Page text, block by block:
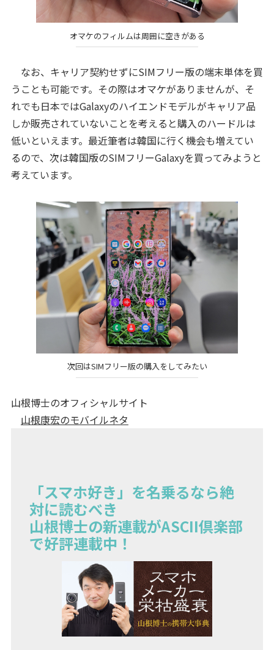
オマケのフィルムは周囲に空きがある
なお、キャリア契約せずにSIMフリー版の端末単体を買
うことも可能です。その際はオマケがありませんが、そ
れでも日本ではGalaxyのハイエンドモデルがキャリア品
しか販売されていないことを考えると購入のハードルは
低いといえます。最近筆者は韓国に行く機会も増えてい
るので、次は韓国版のSIMフリーGalaxyを買ってみようと
考えています。
次回はSIMフリー版の購入をしてみたい
山根博士のオフィシャルサイト
山根康宏のモバイルネタ
「スマホ好き」を名乗るなら絶
対に読むべき
山根博士の新連載がASCII倶楽部
で好評連載中！